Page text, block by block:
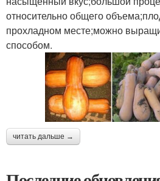
относительно общего
прохладном месте;можно
способом.
читать дальше →